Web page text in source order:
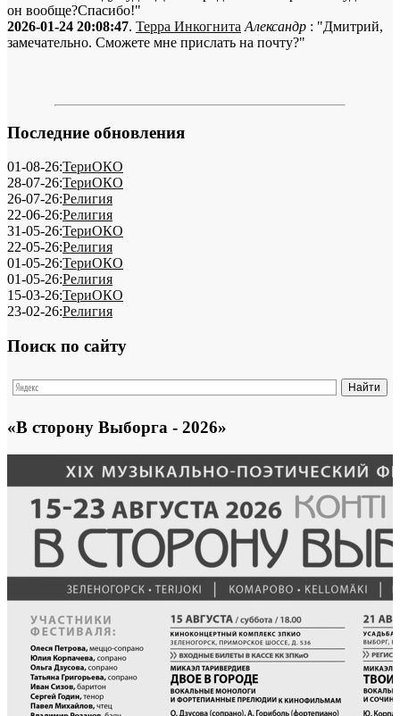
он вообще?Спасибо!"
2026-01-24 20:08:47. Терра Инкогнита Александр : "Дмитрий,
замечательно. Сможете мне прислать на почту?"
Последние обновления
01-08-26:ТериОКО
28-07-26:ТериОКО
26-07-26:Религия
22-06-26:Религия
31-05-26:ТериОКО
22-05-26:Религия
01-05-26:ТериОКО
01-05-26:Религия
15-03-26:ТериОКО
23-02-26:Религия
Поиск по сайту
«В сторону Выборга - 2026»